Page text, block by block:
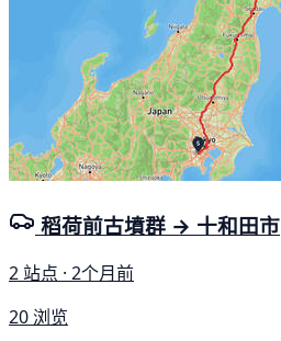
稻荷前古墳群 → 十和田市
2 站点 · 2个月前
20 浏览